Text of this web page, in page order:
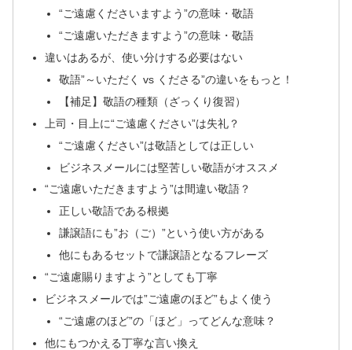
“ご遠慮くださいますよう”の意味・敬語
“ご遠慮いただきますよう”の意味・敬語
違いはあるが、使い分けする必要はない
敬語”～いただく vs くださる”の違いをもっと！
【補足】敬語の種類（ざっくり復習）
上司・目上に“ご遠慮ください”は失礼？
“ご遠慮ください”は敬語としては正しい
ビジネスメールには堅苦しい敬語がオススメ
“ご遠慮いただきますよう”は間違い敬語？
正しい敬語である根拠
謙譲語にも”お（ご）”という使い方がある
他にもあるセットで謙譲語となるフレーズ
“ご遠慮賜りますよう”としても丁寧
ビジネスメールでは”ご遠慮のほど”もよく使う
“ご遠慮のほど”の「ほど」ってどんな意味？
他にもつかえる丁寧な言い換え